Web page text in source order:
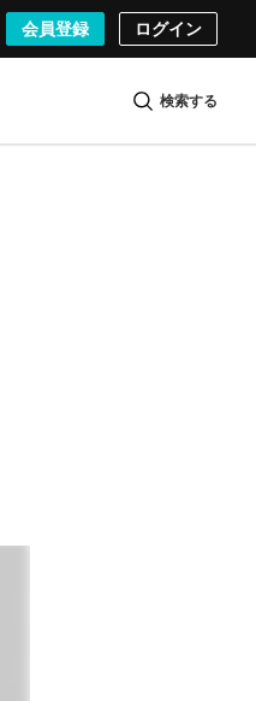
会員登録 ログイン
検索する